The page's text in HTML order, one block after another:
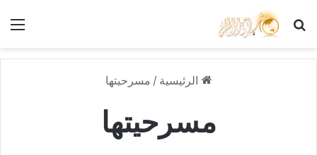
بحث عن
الرئيسية / مسرحيتها
مسرحيتها